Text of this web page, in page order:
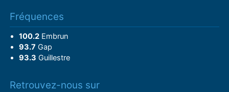
Fréquences
100.2Embrun
93.7 Gap
93.3 Guillestre
Retrouvez-nous sur